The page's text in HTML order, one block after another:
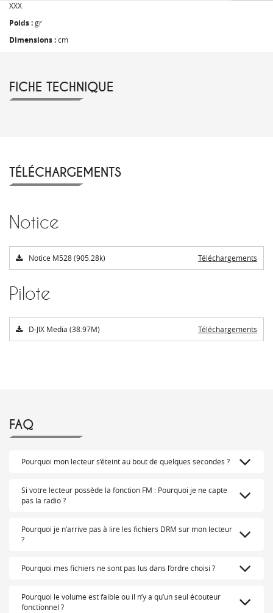
XXX
Poids :gr
Dimensions :cm
FICHE TECHNIQUE
TÉLÉCHARGEMENTS
Notice
Notice M528 (905.28k) Téléchargements
Pilote
D-JIX Media (38.97M) Téléchargements
FAQ
Pourquoi mon lecteur s’éteint au bout de quelques secondes ?
Si votre lecteur possède la fonction FM : Pourquoi je ne capte
pas la radio ?
Pourquoi je n’arrive pas à lire les fichiers DRM sur mon lecteur
?
Pourquoi mes fichiers ne sont pas lus dans l’ordre choisi ?
Pourquoi le volume est faible ou il n’y a qu’un seul écouteur
fonctionnel ?